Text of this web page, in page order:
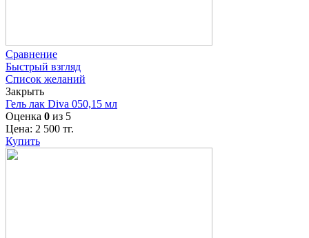
Сравнение
Быстрый взгляд
Список желаний
Закрыть
Гель лак Diva 050,15 мл
Оценка 0 из 5
Цена: 2 500 тг.
Купить